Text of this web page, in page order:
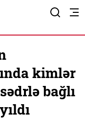
kimlər
bağlı